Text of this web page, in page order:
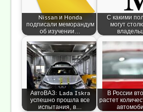
Nissan и Honda
подписали меморандум
об изучении…
С какими
могут
АвтоВАЗ: Lada Iskra
успешно прошла все
испытания, в…
В России
растет